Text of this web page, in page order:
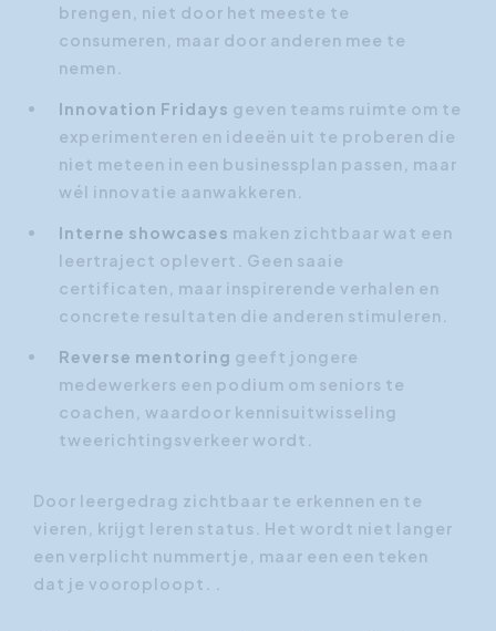
brengen, niet door het meeste te
consumeren, maar door anderen mee te
nemen.
Innovation Fridays geven teams ruimte om te
experimenteren en ideeën uit te proberen die
niet meteen in een businessplan passen, maar
wél innovatie aanwakkeren.
Interne showcases maken zichtbaar wat een
leertraject oplevert. Geen saaie
certificaten, maar inspirerende verhalen en
concrete resultaten die anderen stimuleren.
Reverse mentoring geeft jongere
medewerkers een podium om seniors te
coachen, waardoor kennisuitwisseling
tweerichtingsverkeer wordt.
Door leergedrag zichtbaar te erkennen en te
vieren, krijgt leren status. Het wordt niet langer
een verplicht nummertje, maar een een teken
dat je vooroploopt. .